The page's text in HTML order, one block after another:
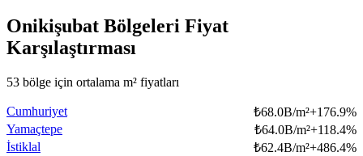
Onikişubat Bölgeleri Fiyat
Karşılaştırması
53 bölge için ortalama m² fiyatları
Cumhuriyet ₺68.0B/m²+176.9%
Yamaçtepe
₺64.0B/m²+118.4%
İstiklal
₺62.4B/m²+486.4%